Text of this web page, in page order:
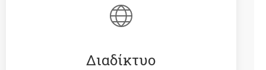
Διαδίκτυο